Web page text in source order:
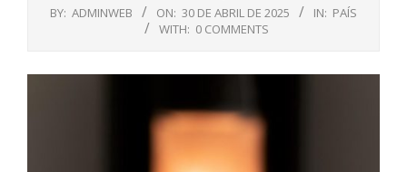
BY: ADMINWEB ON: 30 DE ABRIL DE 2025 IN: PAÍS
WITH: 0 COMMENTS